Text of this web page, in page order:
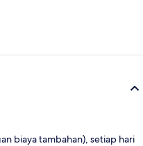
biaya tambahan), setiap hari